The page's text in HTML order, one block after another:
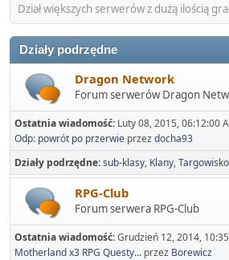
Dział większych serwerów z dużą ilością
Działy podrzędne
Dragon Network
Forum serwerów Dragon
Ostatnia wiadomość: Luty 08, 2015, 06:12:00
Odp: powrót po przerwie przezdocha93
Działy podrzędne sub-klasy Klany Targowisko
RPG-Club
Forum serwera RPG-Club
Ostatnia wiadomość:Grudzień 12, 2014,
Motherland x3 RPG Questy... przez Borewicz